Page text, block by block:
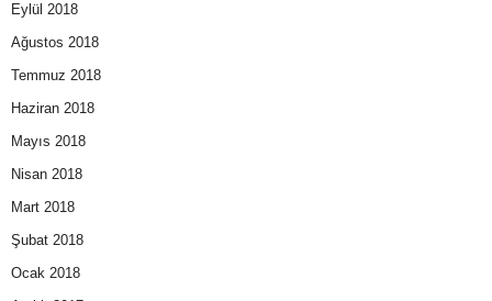
Eylül 2018
Ağustos 2018
Temmuz 2018
Haziran 2018
Mayıs 2018
Nisan 2018
Mart 2018
Şubat 2018
Ocak 2018